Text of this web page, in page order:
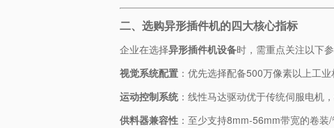
二、选购异形插件机的四大核心指标
企业在选择​​异形插件机设备​时，需重点关注以下参
​视觉系统配置​ ：优先选择配备500万像素以上工
​运动控制系统​：线性马达驱动优于传统伺服电机
​供料器兼容性​ ：至少支持8mm-56mm带宽的卷装/